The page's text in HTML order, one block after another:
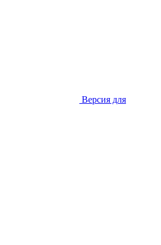
Версия для